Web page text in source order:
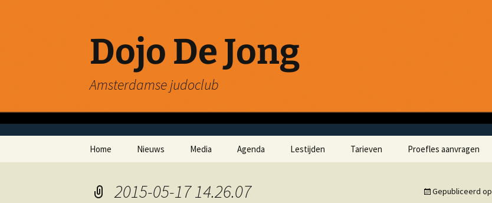
Dojo De Jong
Amsterdamse judoclub
Home Nieuws Media Agenda Lestijden Tarieven Proefles aanvragen
2015-05-17 14.26.07 Gepubliceerd op